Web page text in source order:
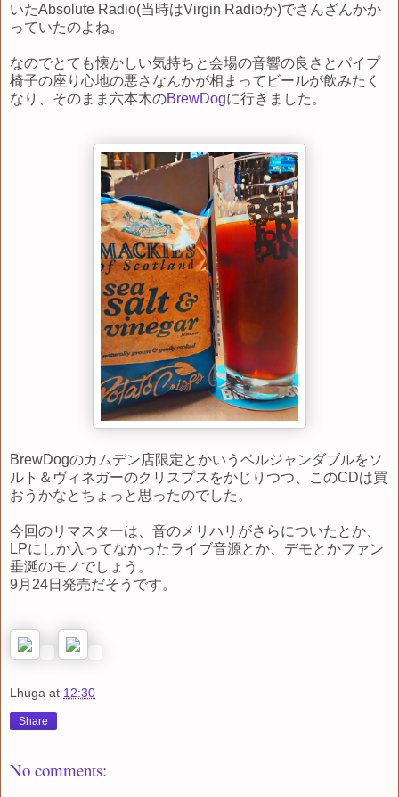
いたAbsolute Radio(当時はVirgin Radioか)でさんざんかか
っていたのよね。
なのでとても懐かしい気持ちと会場の音響の良さとパイプ
椅子の座り心地の悪さなんかが相まってビールが飲みたく
なり、そのまま六本木のBrewDogに行きました。
BrewDogのカムデン店限定とかいうベルジャンダブルをソ
ルト＆ヴィネガーのクリスプスをかじりつつ、このCDは買
おうかなとちょっと思ったのでした。
今回のリマスターは、音のメリハリがさらについたとか、
LPにしか入ってなかったライブ音源とか、デモとかファン
垂涎のモノでしょう。
9月24日発売だそうです。
Lhuga at 12:30
Share
No comments: